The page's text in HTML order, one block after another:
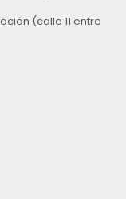
(calle 11 entre